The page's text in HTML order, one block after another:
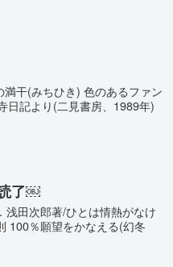
干(みちひき) 色のあるファン
日記より(二見書房、1989年)
了￼
田次郎著/ひとは情熱がなけ
100％願望をかなえる(幻冬